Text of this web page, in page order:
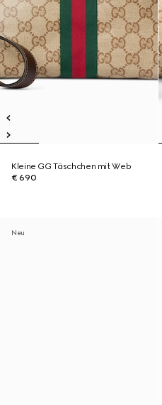
Kleine GG Täschchen mit Web
€ 690
Neu